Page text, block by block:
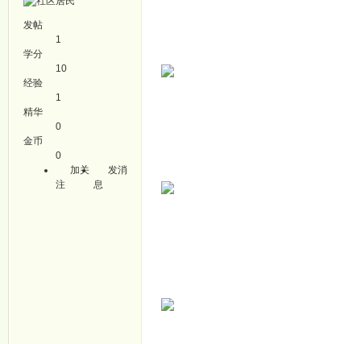
发帖
1
学分
10
经验
1
精华
0
金币
0
加关
注
发消
息